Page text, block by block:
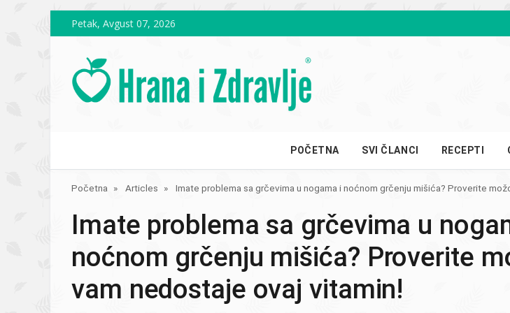
Skip to main contentPetak, Avgust 07, 2026
POČETNA SVI ČLANCI RECEPTI
Početna Articles Imate problema sa grčevima u nogama i noćnom grčenju mišića? Proverite
Imate problema sa grčevima u
noćnom grčenju mišića? Proverite
vam nedostaje ovaj vitamin!